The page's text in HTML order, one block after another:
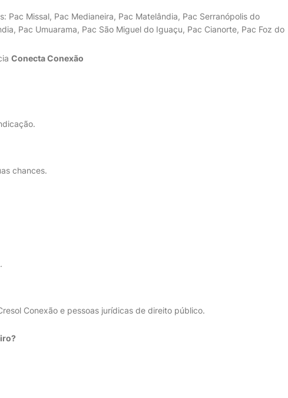
Pac Missal, Pac Medianeira, Pac Matelândia, Pac Serranópolis do
Pac Umuarama, Pac São Miguel do Iguaçu, Pac Cianorte, Pac Foz do
Conecta Conexão
chances.
.
Conexão e pessoas jurídicas de direito público.